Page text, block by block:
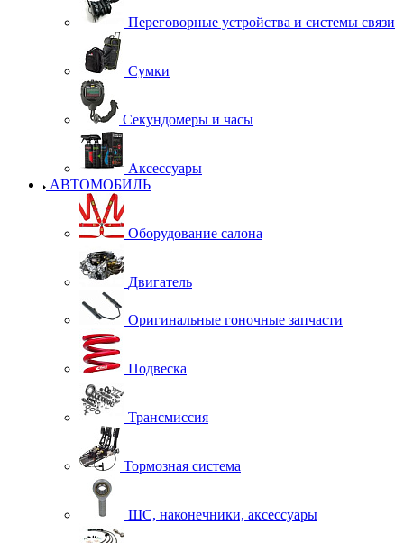
Переговорные устройства и системы связи
Сумки
Секундомеры и часы
Аксессуары
АВТОМОБИЛЬ
Оборудование салона
Двигатель
Оригинальные гоночные запчасти
Подвеска
Трансмиссия
Тормозная система
ШС, наконечники, аксессуары